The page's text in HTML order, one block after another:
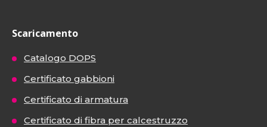
Scaricamento
Catalogo DOPS
Certificato gabbioni
Certificato di armatura
Certificato di fibra per calcestruzzo